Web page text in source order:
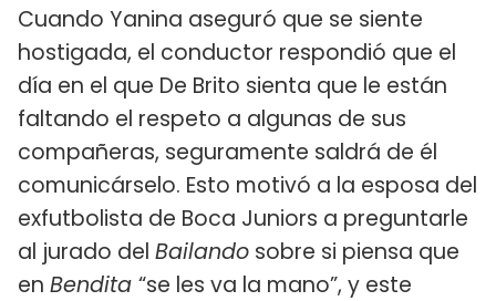
Cuando Yanina aseguró que se siente
hostigada, el conductor respondió que el
día en el que De Brito sienta que le están
faltando el respeto a algunas de sus
compañeras, seguramente saldrá de él
comunicárselo. Esto motivó a la esposa del
exfutbolista de Boca Juniors a preguntarle
al jurado del Bailando sobre si piensa que
en Bendita “se les va la mano”, y este